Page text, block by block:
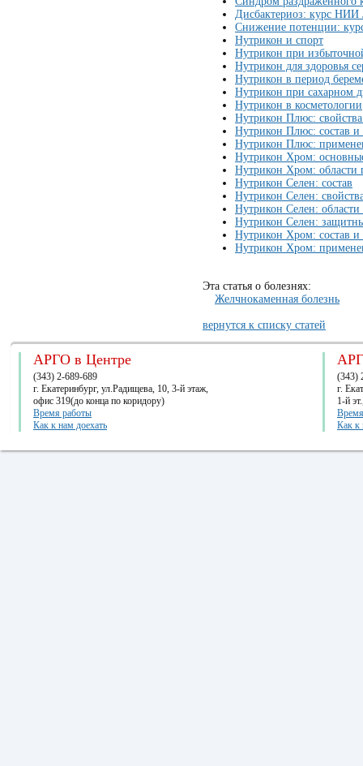
Дисбактериоз: курс
Снижение потенции:
Нутрикон и спорт
Нутрикон при
Нутрикон для здоровья
Нутрикон в период
Нутрикон при сахарном
Нутрикон в косметологии
Нутрикон Плюс:
Нутрикон Плюс: состав и
Нутрикон Плюс:
Нутрикон Хром:
Нутрикон Хром: области
Нутрикон Селен: состав
Нутрикон Селен:
Нутрикон Селен:
Нутрикон Селен:
Нутрикон Хром: состав и
Нутрикон Хром:
Эта статья о болезнях:
Желчнокаменная болезнь
вернутся к списку статей
АРГО в Центре
(343) 2-689-689
г. Екатеринбург, ул.Радищева, 10, 3-й этаж,
офис 319(до конца по коридору)
Время работы
Как к нам доехать
(343)
г.
1-й
Как к